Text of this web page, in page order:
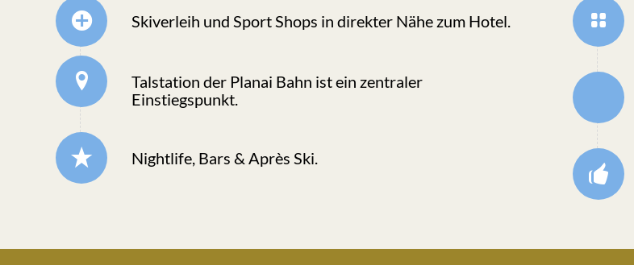
Skiverleih und Sport Shops in direkter Nähe zum Hotel.
Talstation der Planai Bahn ist ein zentraler
Einstiegspunkt.
Nightlife, Bars & Après Ski.